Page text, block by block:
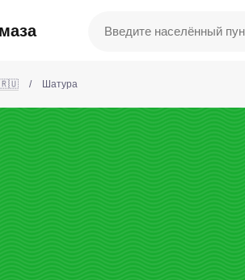
🇷🇺 / Шатура